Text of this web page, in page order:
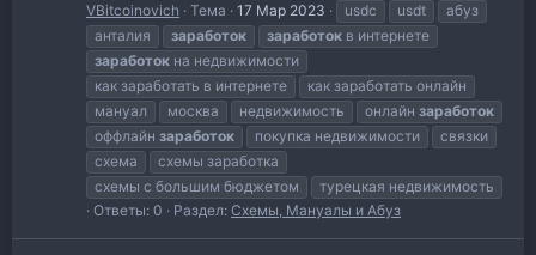
VBitcoinovich
Тема 17 Мар 2023 usdc usdt
абуз
анталия
заработок заработок в интернете
заработок на недвижимости
как заработать в интернете
как заработать онлайн
мануал
москва недвижимость онлайн заработок
оффлайн заработок покупка недвижимости
связки
схема
схемы заработка
схемы с большим бюджетом
турецкая недвижимость
Ответы: 0
Раздел: Схемы, Мануалы и Абуз